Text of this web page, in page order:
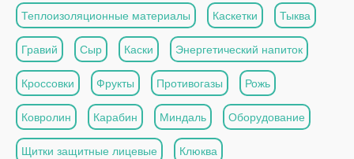
Теплоизоляционные материалы Каскетки Тыква
Гравий Сыр Каски Энергетический напиток
Кроссовки Фрукты Противогазы Рожь
Ковролин Карабин Миндаль Оборудование
Щитки защитные лицевые Клюква